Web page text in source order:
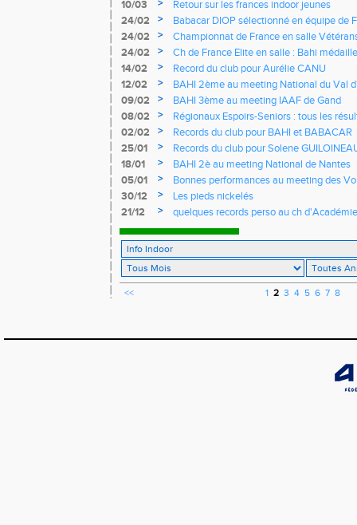
10/03
>
Retour sur les frances indoor jeunes
24/02
>
Babacar DIOP sélectionné en équipe de
24/02
>
Championnat de France en salle
24/02
>
Ch de France Elite en salle : Bahi
Justine 7è
14/02 >
Record du club pour Aurélie CANU
12/02
>
BAHI 2ème au meeting National du Val
09/02
>
BAHI 3ème au meeting IAAF de Gand
08/02
>
Régionaux Espoirs-Seniors : tous les
02/02
>
Records du club pour BAHI et BABACAR
25/01
>
Records du club pour Solene
18/01
>
BAHI 2è au meeting National de Nantes
05/01
>
Bonnes performances au meeting des
30/12
>
Les pieds nickelés
21/12
> quelques records perso au ch
<< 1 2 3 4 5 6 7 8